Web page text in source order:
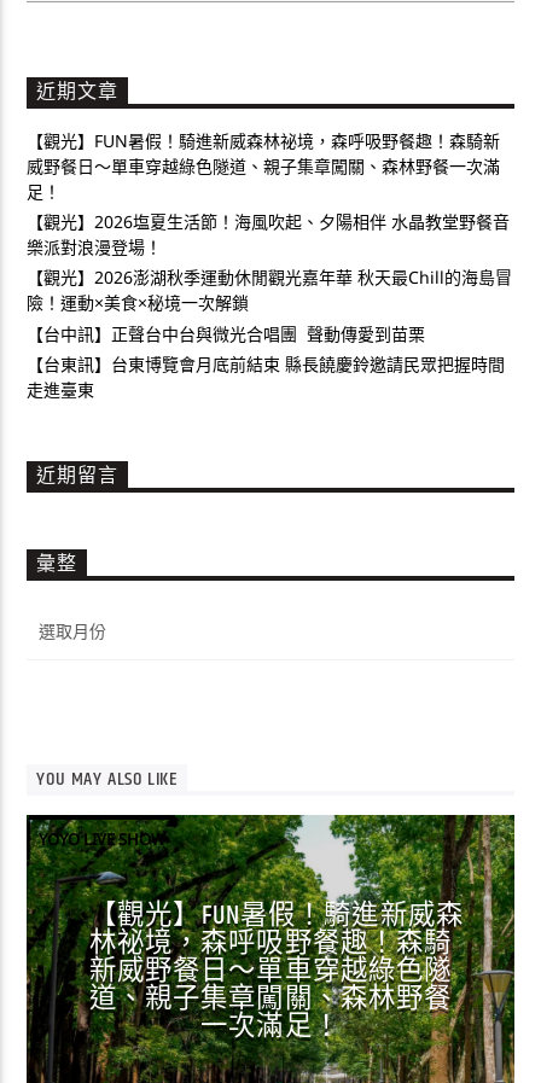
近期文章
【觀光】FUN暑假！騎進新威森林祕境，森呼吸野餐趣！森騎新
威野餐日～單車穿越綠色隧道、親子集章闖關、森林野餐一次滿
足！
【觀光】2026塩夏生活節！海風吹起、夕陽相伴 水晶教堂野餐音
樂派對浪漫登場！
【觀光】2026澎湖秋季運動休閒觀光嘉年華 秋天最Chill的海島冒
險！運動×美食×秘境一次解鎖
【台中訊】正聲台中台與微光合唱團 聲動傳愛到苗栗
【台東訊】台東博覽會月底前結束 縣長饒慶鈴邀請民眾把握時間
走進臺東
近期留言
彙整
整
YOU MAY ALSO LIKE
YOYO LIVE SHOW
【觀光】FUN暑假！騎進新威森
林祕境，森呼吸野餐趣！森騎
新威野餐日～單車穿越綠色隧
道、親子集章闖關、森林野餐
一次滿足！